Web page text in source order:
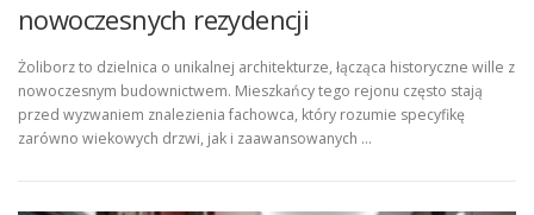
nowoczesnych rezydencji
Żoliborz to dzielnica o unikalnej architekturze, łącząca historyczne wille z
nowoczesnym budownictwem. Mieszkańcy tego rejonu często stają
przed wyzwaniem znalezienia fachowca, który rozumie specyfikę
zarówno wiekowych drzwi, jak i zaawansowanych …